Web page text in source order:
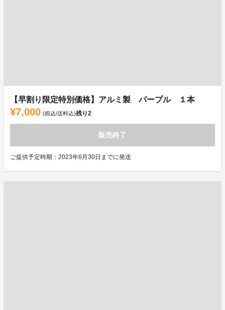
【早割り限定特別価格】アルミ製 パープル １本
¥7,000 (税込/送料込)残り2
販売終了
ご提供予定時期：2023年6月30日までに発送